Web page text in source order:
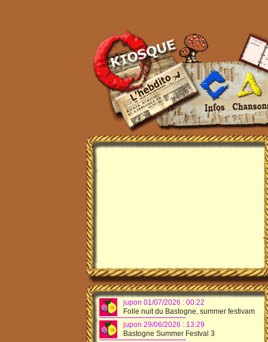
jupon 01/07/2026 : 00:22
Folle nuit du Bastogne, summer festivam
jupon 29/06/2026 : 13:29
Bastogne Summer Festval 3